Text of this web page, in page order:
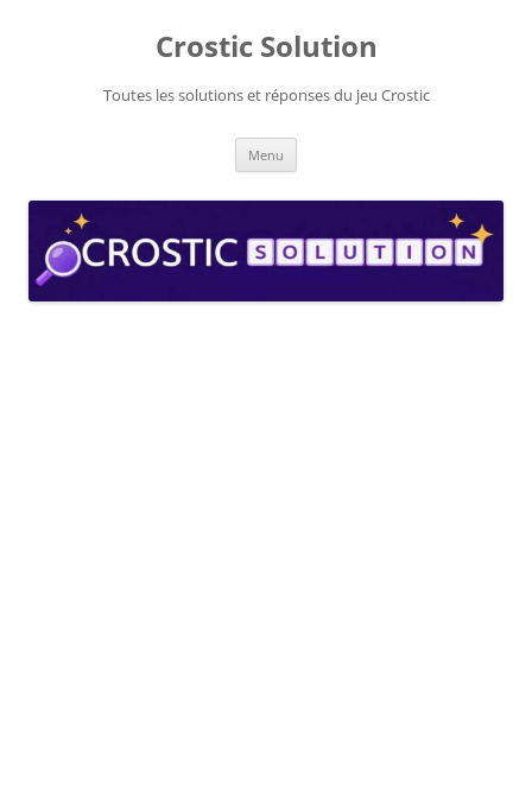
Crostic Solution
Toutes les solutions et réponses du jeu Crostic
Menu